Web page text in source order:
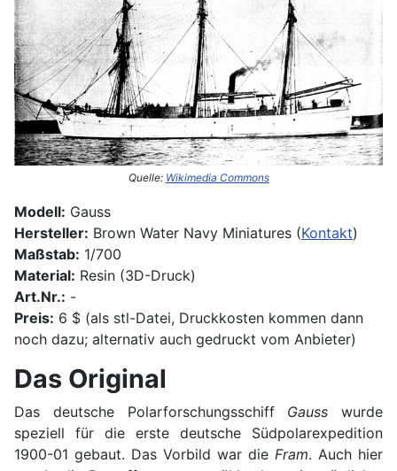
Quelle: Wikimedia Commons
Modell: Gauss
Hersteller: Brown Water Navy Miniatures (Kontakt)
Maßstab: 1/700
Material: Resin (3D-Druck)
Art.Nr.: -
Preis: 6 $ (als stl-Datei, Druckkosten kommen dann
noch dazu; alternativ auch gedruckt vom Anbieter)
Das Original
Das deutsche Polarforschungsschiff Gauss wurde
speziell für die erste deutsche Südpolarexpedition
1900-01 gebaut. Das Vorbild war die Fram. Auch hier